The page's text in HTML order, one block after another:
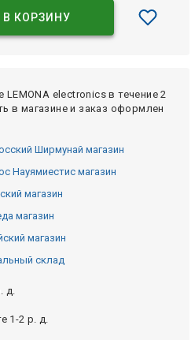
КОРЗИНУ
electronics в течение 2
в магазине и заказ оформлен
Ширмунай магазин
Науямиестис магазин
магазин
магазин
магазин
склад
д.
1-2 р. д.